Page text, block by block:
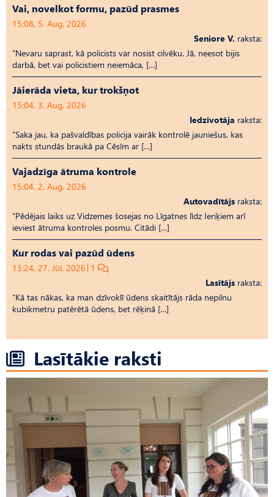
Vai, novelkot formu, pazūd prasmes
15:08, 5. Aug, 2026
Seniore V. raksta:
“Nevaru saprast, kā policists var nosist cilvēku. Jā, neesot bijis
darbā, bet vai policistiem neiemāca, […]
Jāierāda vieta, kur trokšņot
15:04, 3. Aug, 2026
Iedzīvotāja raksta:
“Saka jau, ka pašvaldības policija vairāk kontrolē jauniešus, kas
nakts stundās braukā pa Cēsīm ar […]
Vajadzīga ātruma kontrole
15:04, 2. Aug, 2026
Autovadītājs raksta:
“Pēdējais laiks uz Vid­ze­mes šosejas no Līgatnes līdz Ieriķiem arī
ieviest ātruma kontroles posmu. Citādi […]
Kur rodas vai pazūd ūdens
13:24, 27. Jūl, 2026 1
Lasītājs raksta:
“Kā tas nākas, ka man dzīvoklī ūdens skaitītājs rāda nepilnu
kubikmetru patērētā ūdens, bet rēķinā […]
Lasītākie raksti